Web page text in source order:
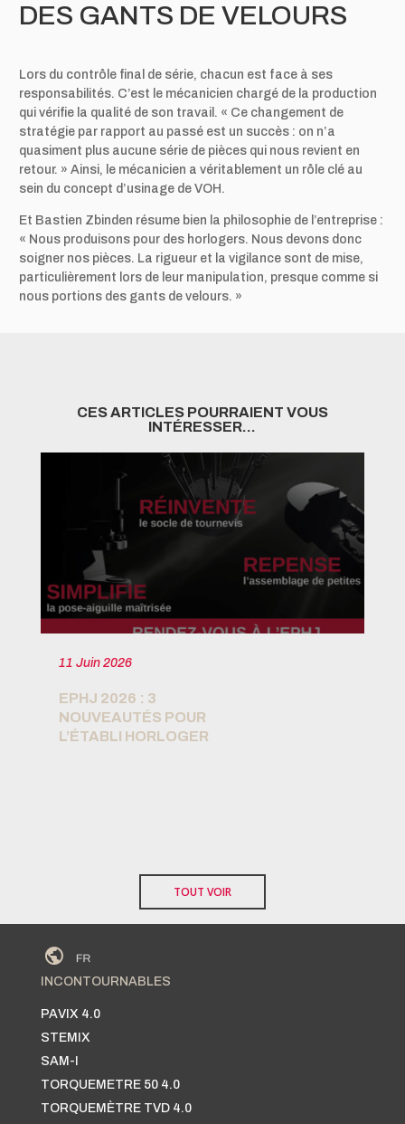
DES GANTS DE VELOURS
Lors du contrôle final de série, chacun est face à ses
responsabilités. C’est le mécanicien chargé de la production
qui vérifie la qualité de son travail. « Ce changement de
stratégie par rapport au passé est un succès : on n’a
quasiment plus aucune série de pièces qui nous revient en
retour. » Ainsi, le mécanicien a véritablement un rôle clé au
sein du concept d’usinage de VOH.
Et Bastien Zbinden résume bien la philosophie de l’entreprise :
« Nous produisons pour des horlogers. Nous devons donc
soigner nos pièces. La rigueur et la vigilance sont de mise,
particulièrement lors de leur manipulation, presque comme si
nous portions des gants de velours. »
CES ARTICLES POURRAIENT VOUS
INTÉRESSER…
EPHJ 2026 : 3
NOUVEAUTÉS POUR
L’ÉTABLI HORLOGER
11 Juin 2026
TOUT VOIR
INCONTOURNABLES
PAVIX 4.0
STEMIX
SAM-I
TORQUEMETRE 50 4.0
TORQUEMÈTRE TVD 4.0